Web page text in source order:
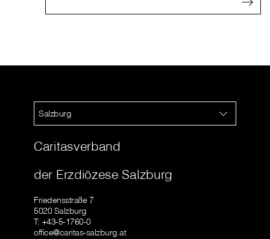
Salzburg
Caritasverband
der Erzdiözese Salzburg
Friedensstraße 7
5020 Salzburg
T: +43-5-1760-0
office@caritas-salzburg.at